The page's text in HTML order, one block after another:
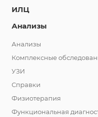
ИЛЦ
Анализы
Анализы
Комплексные
УЗИ
Справки
Физиотерапия
Функциональная